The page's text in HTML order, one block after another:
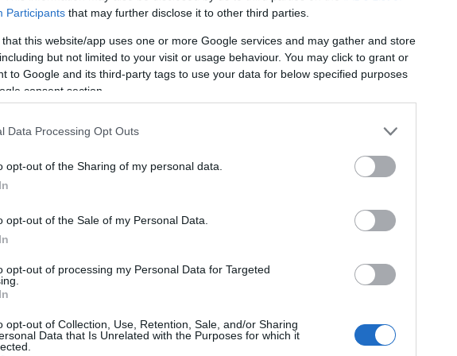
Participants that may further disclose it to other third parties.
that this website/app uses one or more Google services and may gather and store
but not limited to your visit or usage behaviour. You may click to grant or
to Google and its third-party tags to use your data for below specified purposes
consent section.
Data Processing Opt Outs
opt-out of the Sharing of my personal data.
opt-out of the Sale of my Personal Data.
opt-out of processing my Personal Data for Targeted
opt-out of Collection, Use, Retention, Sale, and/or Sharing
Data that Is Unrelated with the Purposes for which it
foglalkozott a szereppel, és arra a számára nagyon
neki való.
és azt ígérte, hogy hamarosan újra fellép Baden-
Mölich-Zebhauser közölte, hogy "teljes erővel"